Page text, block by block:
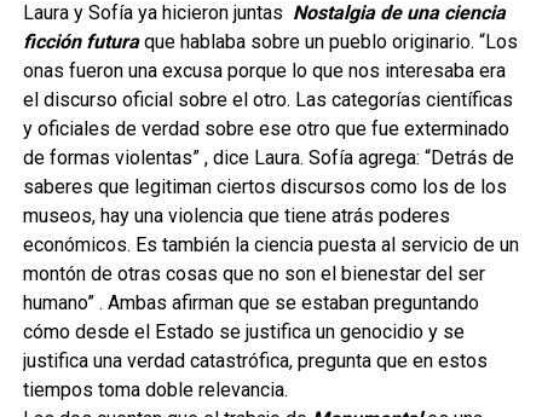
Laura y Sofía ya hicieron juntas Nostalgia de una ciencia
ficción futuraque hablaba sobre un pueblo originario. “Los
onas fueron una excusa porque lo que nos interesaba era
el discurso oficial sobre el otro. Las categorías científicas
y oficiales de verdad sobre ese otro que fue exterminado
de formas violentas” , dice Laura. Sofía agrega: “Detrás de
saberes que legitiman ciertos discursos como los de los
museos, hay una violencia que tiene atrás poderes
económicos. Es también la ciencia puesta al servicio de un
montón de otras cosas que no son el bienestar del ser
humano” . Ambas afirman que se estaban preguntando
cómo desde el Estado se justifica un genocidio y se
justifica una verdad catastrófica, pregunta que en estos
tiempos toma doble relevancia.